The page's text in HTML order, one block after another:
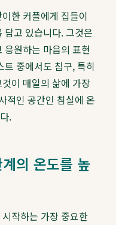
한 커플에게 집들이
담고 있습니다. 그것은
원하는 마음의 표현
중에서도 침구, 특히
이 매일의 삶에 가장
적인 공간인 침실에 온
.
의 온도를 높
작하는 가장 중요한